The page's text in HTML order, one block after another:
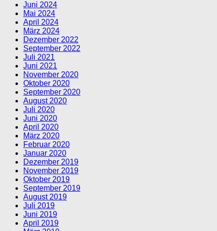
Juni 2024
Mai 2024
April 2024
März 2024
Dezember 2022
September 2022
Juli 2021
Juni 2021
November 2020
Oktober 2020
September 2020
August 2020
Juli 2020
Juni 2020
April 2020
März 2020
Februar 2020
Januar 2020
Dezember 2019
November 2019
Oktober 2019
September 2019
August 2019
Juli 2019
Juni 2019
April 2019